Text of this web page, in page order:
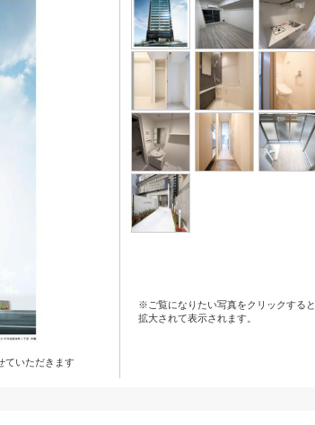
ていただきます
※ご覧になりたい写真をクリックすると
拡大されて表示されます。